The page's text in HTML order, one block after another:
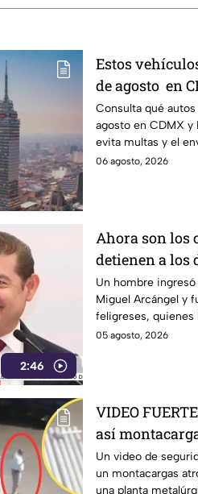
Estos
de agosto en
parte del Hoy
Consulta qué
agosto en CDMX y
evita multas y el
06 agosto, 2026
2:46
Ahora son los
detienen a los
detienen a
inseguridad
Armenta
Un hombre ingresó
Miguel Arcángel y
feligreses, quienes
entregarlo a la
05 agosto, 2026
VIDEO
así
distraído en
Un video de
un montacargas
una planta